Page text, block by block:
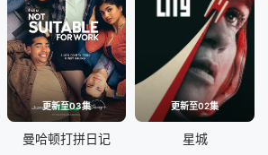
更新至03集
曼哈顿打拼日记
更新至02集
星城